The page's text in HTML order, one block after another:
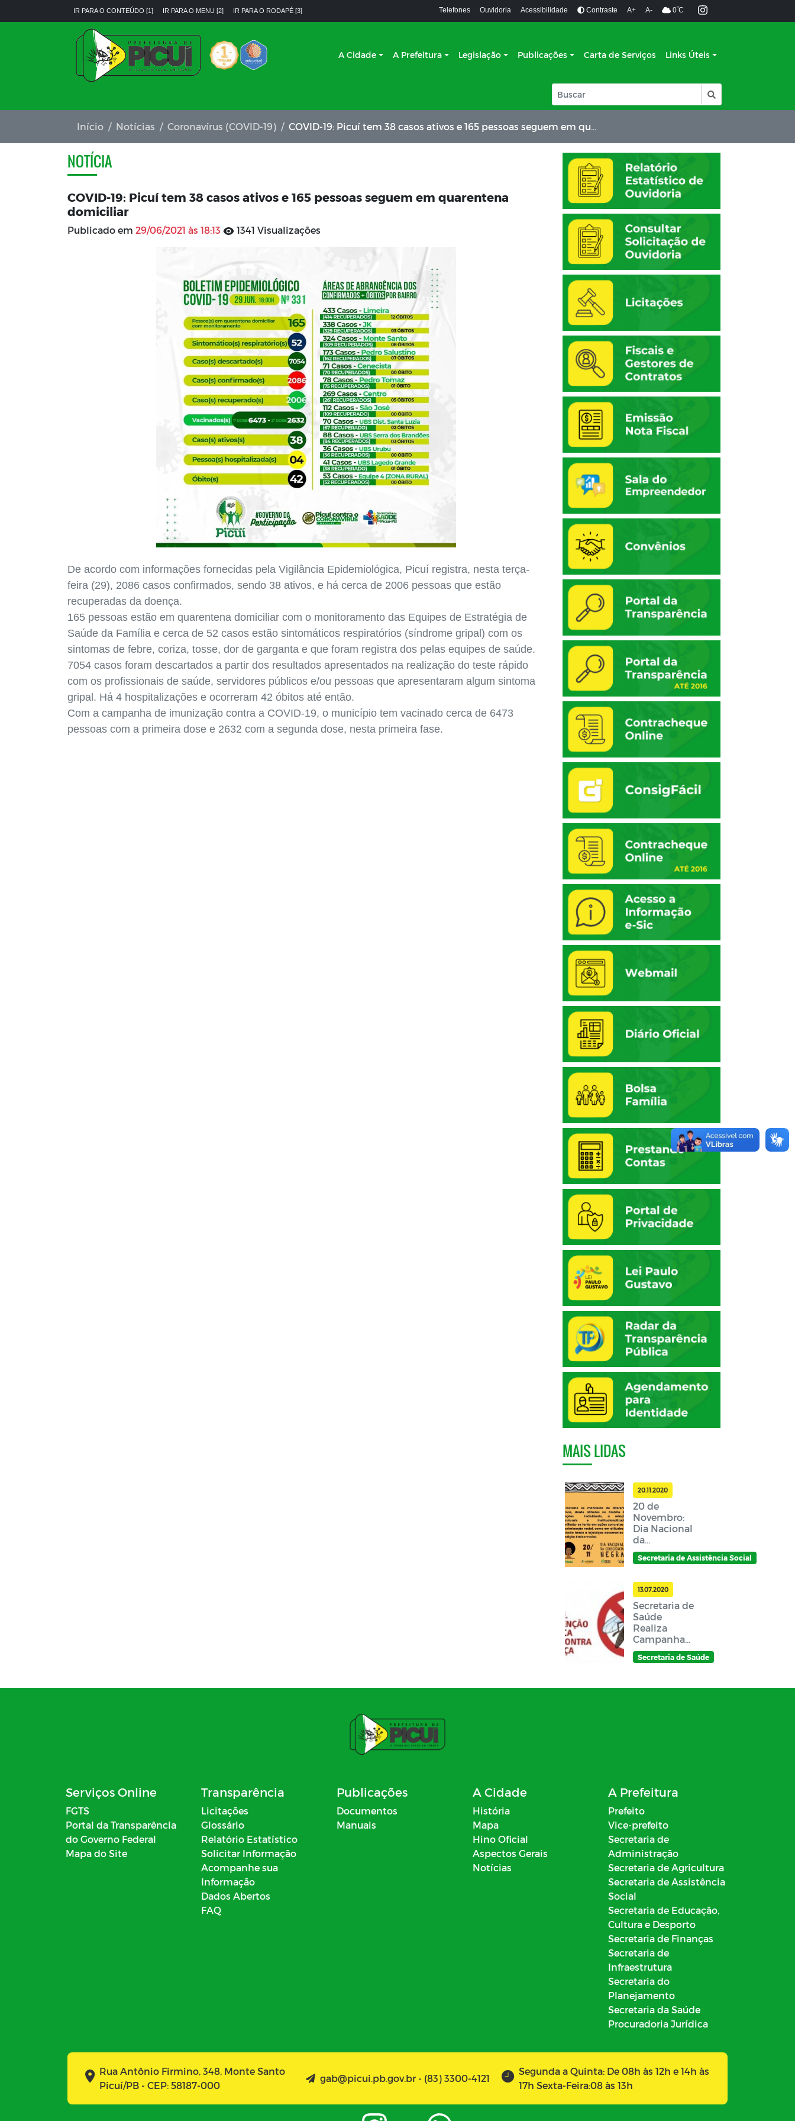
IR PARA O CONTEÚDO [1] IR PARA O MENU [2] IR PARA O RODAPÉ [3] Telefones Ouvidoria Acessibilidade Contraste A+ A- 0ºC
A Cidade A Prefeitura Legislação Publicações Carta de Serviços Links Úteis
Início Notícias Coronavírus (COVID-19) COVID-19: Picuí tem 38 casos ativos e 165 pessoas seguem em quarentena domiciliar
NOTÍCIA
COVID-19: Picuí tem 38 casos ativos e 165 pessoas seguem em quarentena
domiciliar
Publicado em 29/06/2021 às 18:13 1341 Visualizações
De acordo com informações fornecidas pela Vigilância Epidemiológica, Picuí registra, nesta terça-
feira (29), 2086 casos confirmados, sendo 38 ativos, e há cerca de 2006 pessoas que estão
recuperadas da doença.
165 pessoas estão em quarentena domiciliar com o monitoramento das Equipes de Estratégia de
Saúde da Família e cerca de 52 casos estão sintomáticos respiratórios (síndrome gripal) com os
sintomas de febre, coriza, tosse, dor de garganta e que foram registra dos pelas equipes de saúde.
7054 casos foram descartados a partir dos resultados apresentados na realização do teste rápido
com os profissionais de saúde, servidores públicos e/ou pessoas que apresentaram algum sintoma
gripal. Há 4 hospitalizações e ocorreram 42 óbitos até então.
Com a campanha de imunização contra a COVID-19, o município tem vacinado cerca de 6473
pessoas com a primeira dose e 2632 com a segunda dose, nesta primeira fase.
MAIS LIDAS
20.11.2020
20 de
Novembro:
Dia Nacional
da
Consciência
Negra
Secretaria de Assistência Social
13.07.2020
Secretaria de
Saúde
Realiza
Campanha
de Combate
à Dengue no
Secretaria de Saúde
Serviços Online
FGTS
Portal da Transparência
do Governo Federal
Mapa do Site
Transparência
Licitações
Glossário
Relatório Estatístico
Solicitar Informação
Acompanhe sua
Informação
Dados Abertos
FAQ
Publicações
Documentos
Manuais
A Cidade
História
Mapa
Hino Oficial
Aspectos Gerais
Notícias
A Prefeitura
Prefeito
Vice-prefeito
Secretaria de
Administração
Secretaria de Agricultura
Secretaria de Assistência
Social
Secretaria de Educação,
Cultura e Desporto
Secretaria de Finanças
Secretaria de
Infraestrutura
Secretaria do
Planejamento
Secretaria da Saúde
Procuradoria Jurídica
Rua Antônio Firmino, 348, Monte Santo
Picuí/PB - CEP: 58187-000
gab@picui.pb.gov.br - (83) 3300-4121
Segunda a Quinta: De 08h às 12h e 14h às
17h Sexta-Feira:08 às 13h